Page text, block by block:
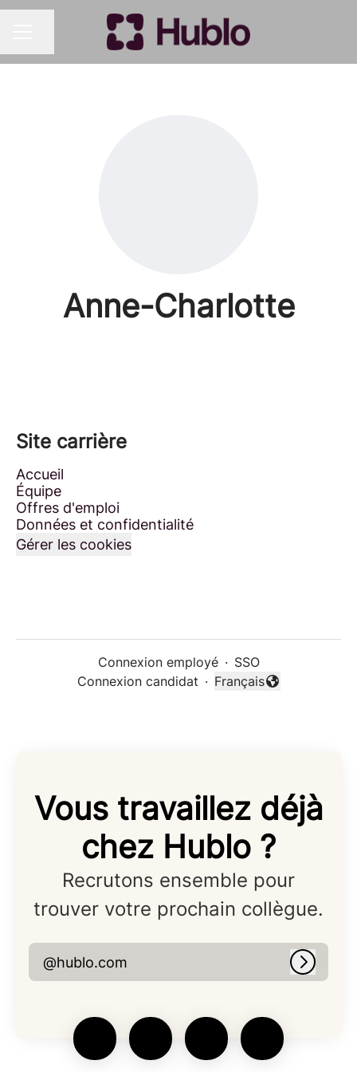
MENU CARRIÈRE
Partager la page
Anne-Charlotte
Site carrière
Accueil
Équipe
Offres d'emploi
Données et confidentialité
Gérer les cookies
Connexion employé · SSO
Connexion candidat ·
Changer la langue
Français
Vous travaillez déjà
chez Hublo ?
Recrutons ensemble pour
trouver votre prochain collègue.
@hublo.com